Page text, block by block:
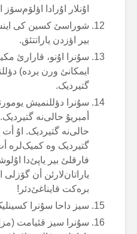
اۇنلار اۇرادا اؤلۆم‌سۆز
شوراسئ کسین کی
بیر اؤزدن یاراتتئق.
سۇنرا اۇنو، قارارئ
ایمکانئ ورن یردە)
گتیردیک.
سۇنرا دؤللنمیش
أمبریۇ حالی‌نە
حالی‌نە گتیردیک. اۇ
گتیردیک وە کمیک‌لرە
فارقلئ بیر یاپئ‌دا
یاراتان‌لارئن أن گۆزلی
برەکت قایناغئ‌دئر!
سیز داحا سۇنرا
سۇنرا سیز قئیامت